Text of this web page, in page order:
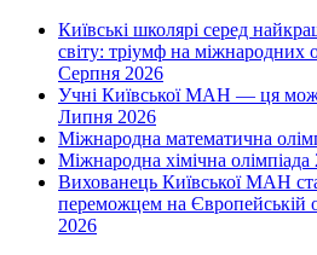
Київські школярі серед
світу: тріумф на міжнародних
Серпня 2026
Учні Київської МАН — ця
Липня 2026
Міжнародна математична
Міжнародна хімічна олімпіада
Вихованець Київської МАН
переможцем на Європейській
2026